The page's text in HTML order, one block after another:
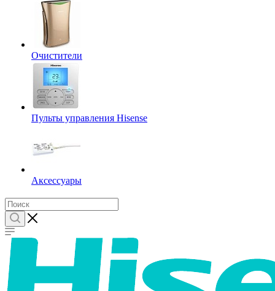
Очистители
Пульты управления Hisense
Аксессуары